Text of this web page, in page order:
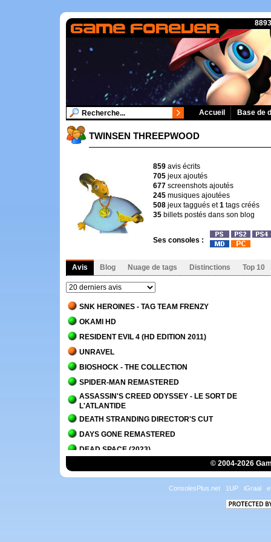
Accueil Base de
TWINSEN THREEPWOOD
859 avis écrits
705 jeux ajoutés
677 screenshots ajoutés
245 musiques ajoutées
508 jeux taggués et1 tags créés
35 billets postés dans son blog
Ses consoles :
Avis Blog Nuage de tags Distinctions Top 10
SNK HEROINES - TAG TEAM FRENZY
OKAMI HD
RESIDENT EVIL 4 (HD EDITION 2011)
UNRAVEL
BIOSHOCK - THE COLLECTION
SPIDER-MAN REMASTERED
ASSASSIN'S CREED ODYSSEY - LE SORT DE
L'ATLANTIDE
DEATH STRANDING DIRECTOR'S CUT
DAYS GONE REMASTERED
DEAD SPACE (2023)
PLANET OF LANA
© 2004-2026
ConsolesPlus.net 1UP iGraal